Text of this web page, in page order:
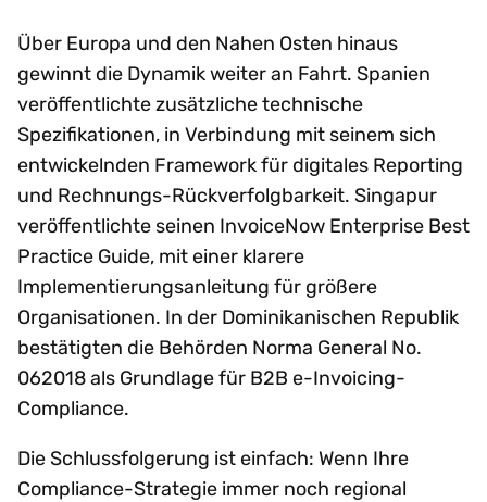
Über Europa und den Nahen Osten hinaus
gewinnt die Dynamik weiter an Fahrt. Spanien
veröffentlichte zusätzliche technische
Spezifikationen, in Verbindung mit seinem sich
entwickelnden Framework für digitales Reporting
und Rechnungs-Rückverfolgbarkeit. Singapur
veröffentlichte seinen InvoiceNow Enterprise Best
Practice Guide, mit einer klarere
Implementierungsanleitung für größere
Organisationen. In der Dominikanischen Republik
bestätigten die Behörden Norma General No.
062018 als Grundlage für B2B e-Invoicing-
Compliance.
Die Schlussfolgerung ist einfach: Wenn Ihre
Compliance-Strategie immer noch regional